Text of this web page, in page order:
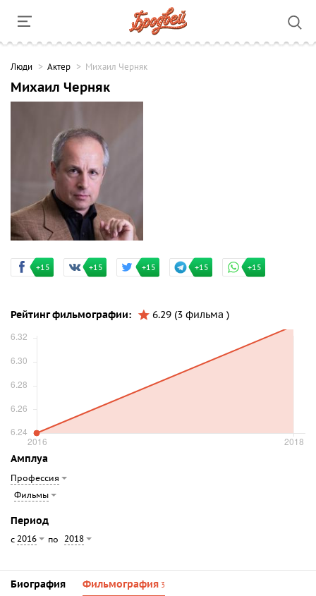
Люди Актер Михаил Черняк
Михаил Черняк
+15 +15 +15 +15 +15
Рейтинг фильмографии: 6.29 (3 фильма )
Амплуа
Профессия
Фильмы
Период
с 2016 по 2018
Биография Фильмография 3